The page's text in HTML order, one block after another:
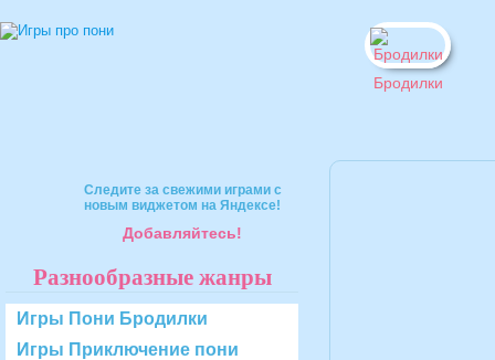
Бродилки
Следите за свежими играми с
новым виджетом на Яндексе!
Добавляйтесь!
Разнообразные жанры
Игры Пони Бродилки
Игры Приключение пони